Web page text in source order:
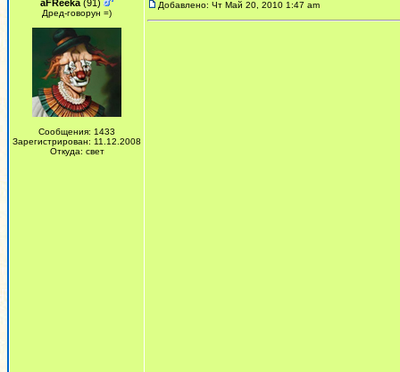
aFReeka (91)
Дред-говорун =)
Сообщения: 1433
Зарегистрирован: 11.12.2008
Откуда: свет
Добавлено: Чт Май 20, 2010 1:47 am